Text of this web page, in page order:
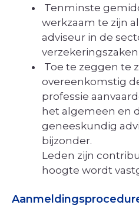
Tenminste
werkzaam te zijn
adviseur in de
Toe te zeggen te
overeenkomstig
professie
het algemeen en
geneeskundig
bijzonder.
Leden zijn
hoogte wordt